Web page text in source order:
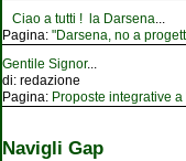
Ciao a tutti ! la Darsena...
Pagina: "Darsena, no a
Gentile Signor...
di: redazione
Pagina: Proposte integrative
Navigli Gap